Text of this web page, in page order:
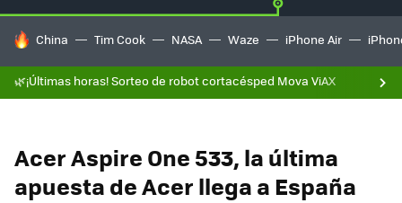
HOY SE HABLA DE
China Tim Cook NASA Waze iPhone Air
🌿¡Últimas horas! Sorteo de robot cortacésped Mova ViAX
Acer Aspire One 533, la última
apuesta de Acer llega a España